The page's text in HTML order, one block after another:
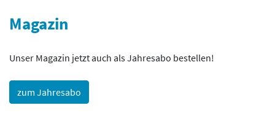
Magazin
Unser Magazin jetzt auch als Jahresabo bestellen!
zum Jahresabo